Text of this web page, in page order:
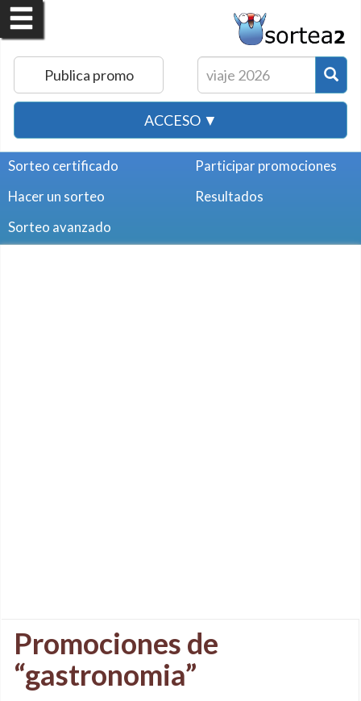
Publica promo
ACCESO ▼
Sorteo certificado
Hacer un sorteo
Sorteo avanzado
Participar promociones
Resultados
Promociones de
“gastronomia”